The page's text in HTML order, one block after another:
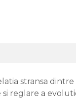
stransa
si reglare a